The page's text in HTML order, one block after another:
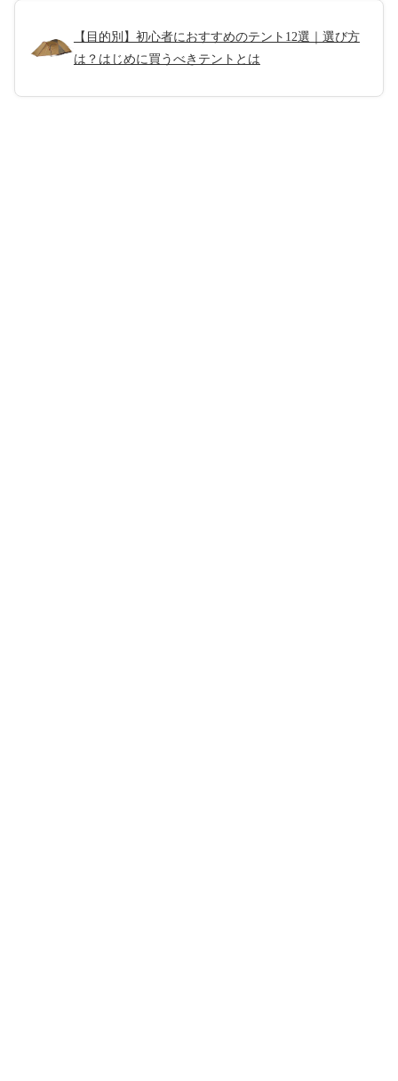
【目的別】初心者におすすめのテント12選｜選び方
は？はじめに買うべきテントとは